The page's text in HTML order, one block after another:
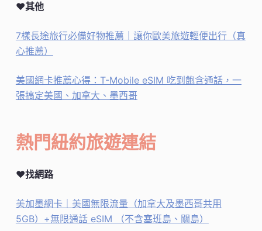
♥其他
7樣長途旅行必備好物推薦｜讓你歐美旅遊輕便出行（真
心推薦）
美國網卡推薦心得：T-Mobile eSIM 吃到飽含通話，一
張搞定美國、加拿大、墨西哥
熱門紐約旅遊連結
♥找網路
美加墨網卡｜美國無限流量（加拿大及墨西哥共用
5GB）+無限通話 eSIM （不含塞班島、關島）